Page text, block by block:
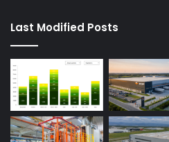
Last Modified Posts